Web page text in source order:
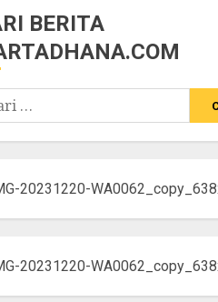
BERITA